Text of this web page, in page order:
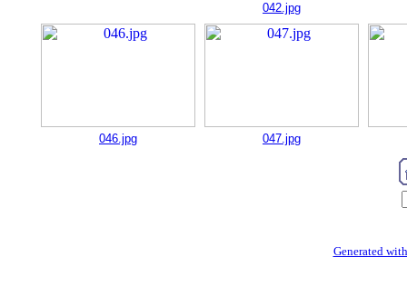
042.jpg
046.jpg 047.jpg
Generated